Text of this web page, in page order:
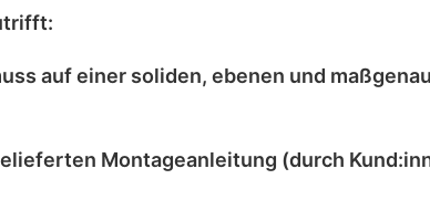
auf einer soliden, ebenen und
Montageanleitung (durch